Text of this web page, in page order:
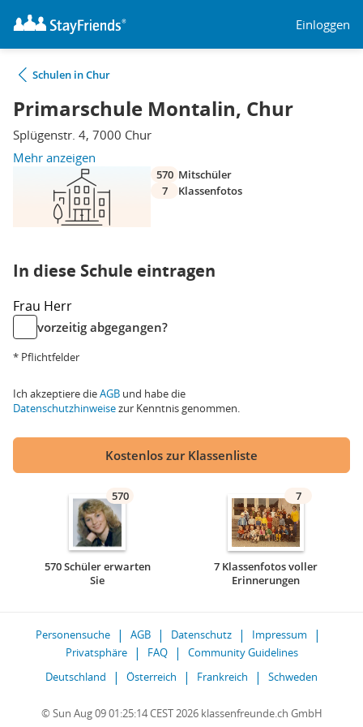
Einloggen
Schulen in Chur
Primarschule Montalin, Chur
Splügenstr. 4, 7000 Chur
Mehr anzeigen
570 Mitschüler
7
Klassenfotos
In diese Schule eintragen
Frau Herr
vorzeitig abgegangen?
* Pflichtfelder
Ich akzeptiere dieAGB und habe die
Datenschutzhinweisezur Kenntnis genommen.
Kostenlos zur Klassenliste
570
570 Schüler erwarten
Sie
7
7 Klassenfotos voller
Erinnerungen
Personensuche AGB Datenschutz
Impressum
Privatsphäre
FAQ
Community Guidelines
Deutschland
Österreich Frankreich Schweden
© Sun Aug 09 01:25:14 CEST 2026 klassenfreunde.ch GmbH